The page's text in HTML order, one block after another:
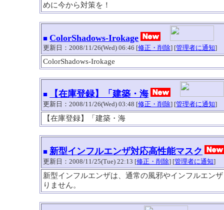
めに今から対策を！
■ ColorShadows-Irokage
更新日：2008/11/26(Wed) 06:46 [修正・削除] [管理者に通知]
ColorShadows-Irokage
■ 【在庫登録】「建築・海
更新日：2008/11/26(Wed) 03:48 [修正・削除] [管理者に通知]
【在庫登録】「建築・海
■ 新型インフルエンザ対応高性能マスク
更新日：2008/11/25(Tue) 22:13 [修正・削除] [管理者に通知]
新型インフルエンザは、通常の風邪やインフルエン
りません。